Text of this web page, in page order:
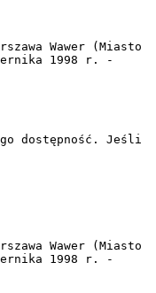
Wawer (Miasto
1998 r. -
dostępność. Jeśli
Wawer (Miasto
1998 r. -